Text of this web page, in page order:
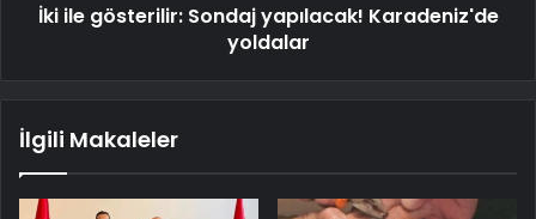
İki ile gösterilir: Sondaj yapılacak! Karadeniz'de
yoldalar
İlgili Makaleler